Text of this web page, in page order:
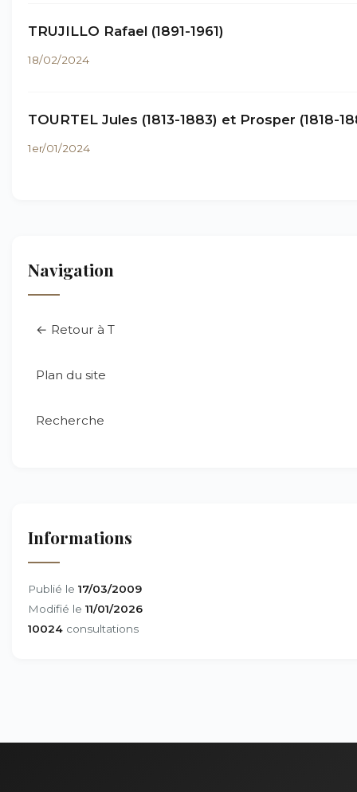
TRUJILLO Rafael (1891-1961)
18/02/2024
TOURTEL Jules (1813-1883) et Prosper (1818-
1er/01/2024
Navigation
← Retour à T
Plan du site
Recherche
Informations
Publié le 17/03/2009
Modifié le 11/01/2026
10024 consultations